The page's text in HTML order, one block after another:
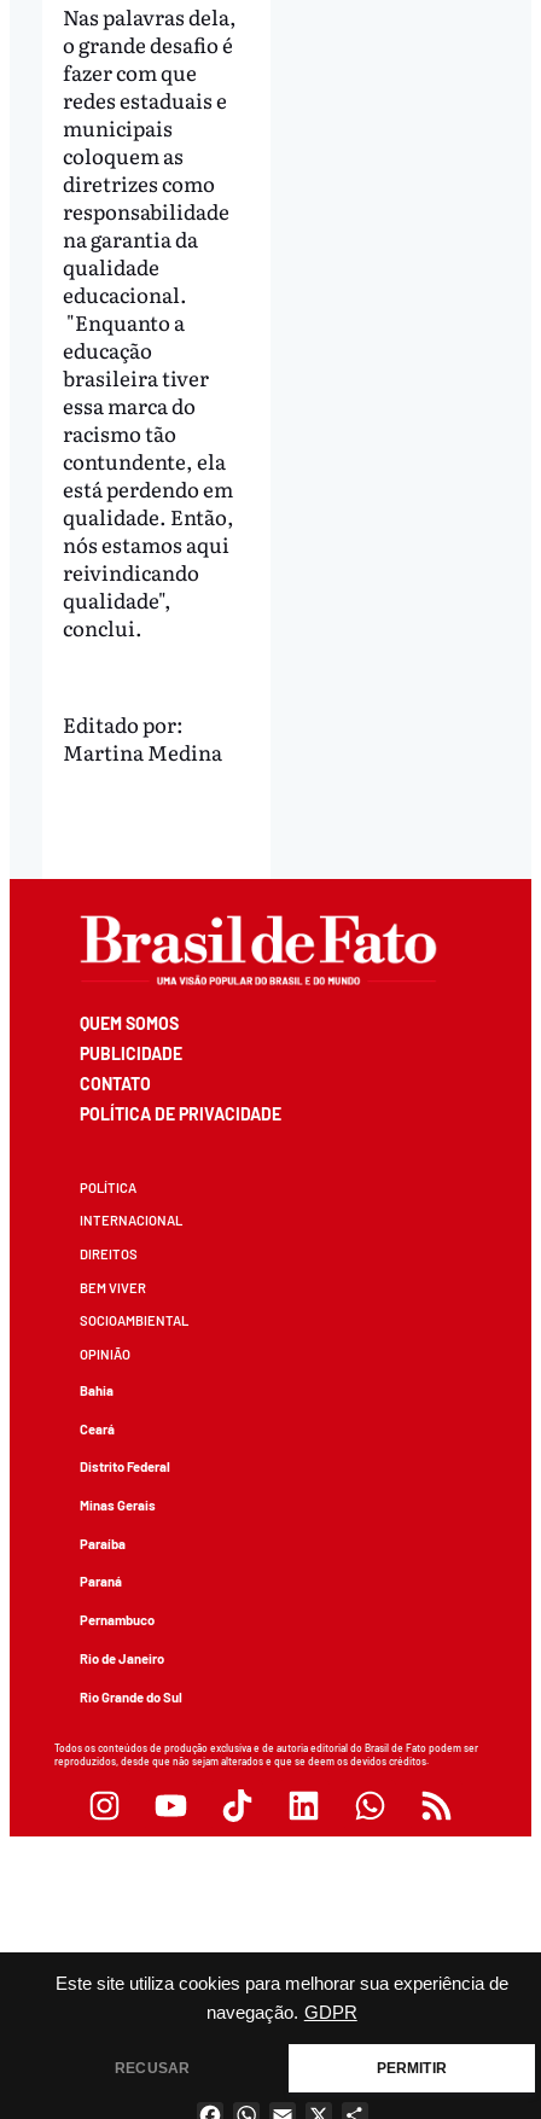
Este site utiliza cookies para melhorar sua experiência de
navegação. GDPR
RECUSAR PERMITIR
Nas palavras dela,
o grande desafio é
fazer com que
redes estaduais e
municipais
coloquem as
diretrizes como
responsabilidade
na garantia da
qualidade
educacional.
"Enquanto a
educação
brasileira tiver
essa marca do
racismo tão
contundente, ela
está perdendo em
qualidade. Então,
nós estamos aqui
reivindicando
qualidade",
conclui.
Editado por:
Martina Medina
QUEM SOMOS
PUBLICIDADE
CONTATO
POLÍTICA DE PRIVACIDADE
POLÍTICA
INTERNACIONAL
DIREITOS
BEM VIVER
SOCIOAMBIENTAL
OPINIÃO
Bahia
Ceará
Distrito Federal
Minas Gerais
Paraíba
Paraná
Pernambuco
Rio de Janeiro
Rio Grande do Sul
Todos os conteúdos de produção exclusiva e de autoria editorial do Brasil de Fato podem ser
reproduzidos, desde que não sejam alterados e que se deem os devidos créditos.
FacebookWhatsApp
Email